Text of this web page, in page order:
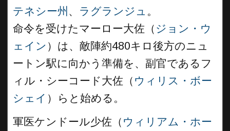
テネシー州 、 ラグランジュ 。
命令を受けたマーロー大佐（ ジョン・ウ
ェイン ）は、敵陣約480キロ後方のニュ
ートン駅に向かう準備を、副官であるフ
ィル・シーコード大佐（ ウィリス・ボー
シェイ ）らと始める。
軍医ケンドール少佐（ ウィリアム・ホー